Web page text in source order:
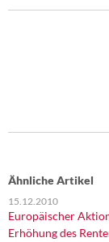
Ähnliche Artikel
15.12.2010
Europäischer
Erhöhung des